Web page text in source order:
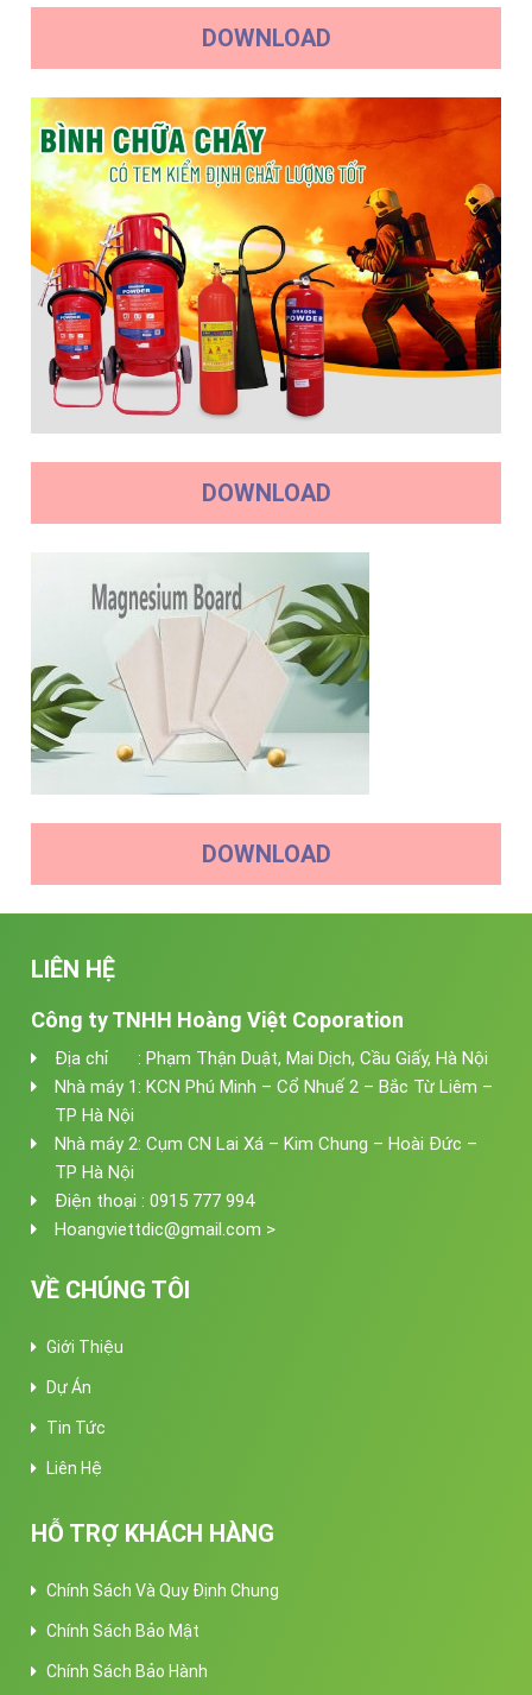
DOWNLOAD
DOWNLOAD
DOWNLOAD
LIÊN HỆ
Công ty TNHH Hoàng Việt Coporation
Địa chỉ : Phạm Thận Duật, Mai Dịch, Cầu Giấy, Hà Nội
Nhà máy 1: KCN Phú Minh – Cổ Nhuế 2 – Bắc Từ Liêm –
TP Hà Nội
Nhà máy 2: Cụm CN Lai Xá – Kim Chung – Hoài Đức –
TP Hà Nội
Điện thoại : 0915 777 994
Hoangviettdic@gmail.com >
VỀ CHÚNG TÔI
Giới Thiệu
Dự Án
Tin Tức
Liên Hệ
HỖ TRỢ KHÁCH HÀNG
Chính Sách Và Quy Định Chung
Chính Sách Bảo Mật
Chính Sách Bảo Hành